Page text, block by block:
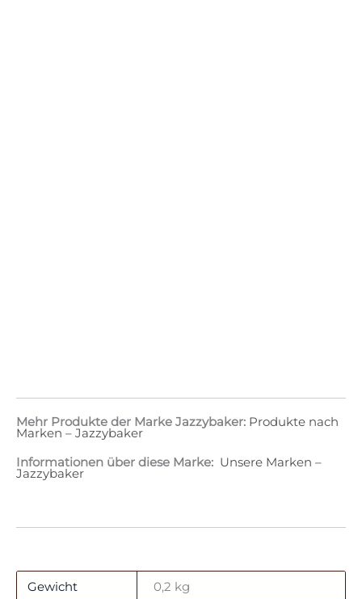
Mehr Produkte der Marke Jazzybaker: Produkte nach
Marken – Jazzybaker
Informationen über diese Marke: Unsere Marken –
Jazzybaker
Gewicht 0,2 kg